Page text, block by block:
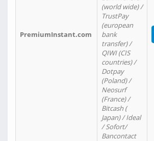
PremiumInstant.com
(world wide) /
TrustPay
(european
bank
transfer) /
QIWI (CIS
countries) /
Dotpay
(Poland) /
Neosurf
(France) /
Bitcash (
Japan) / Ideal
/ Sofort/
Bancontact